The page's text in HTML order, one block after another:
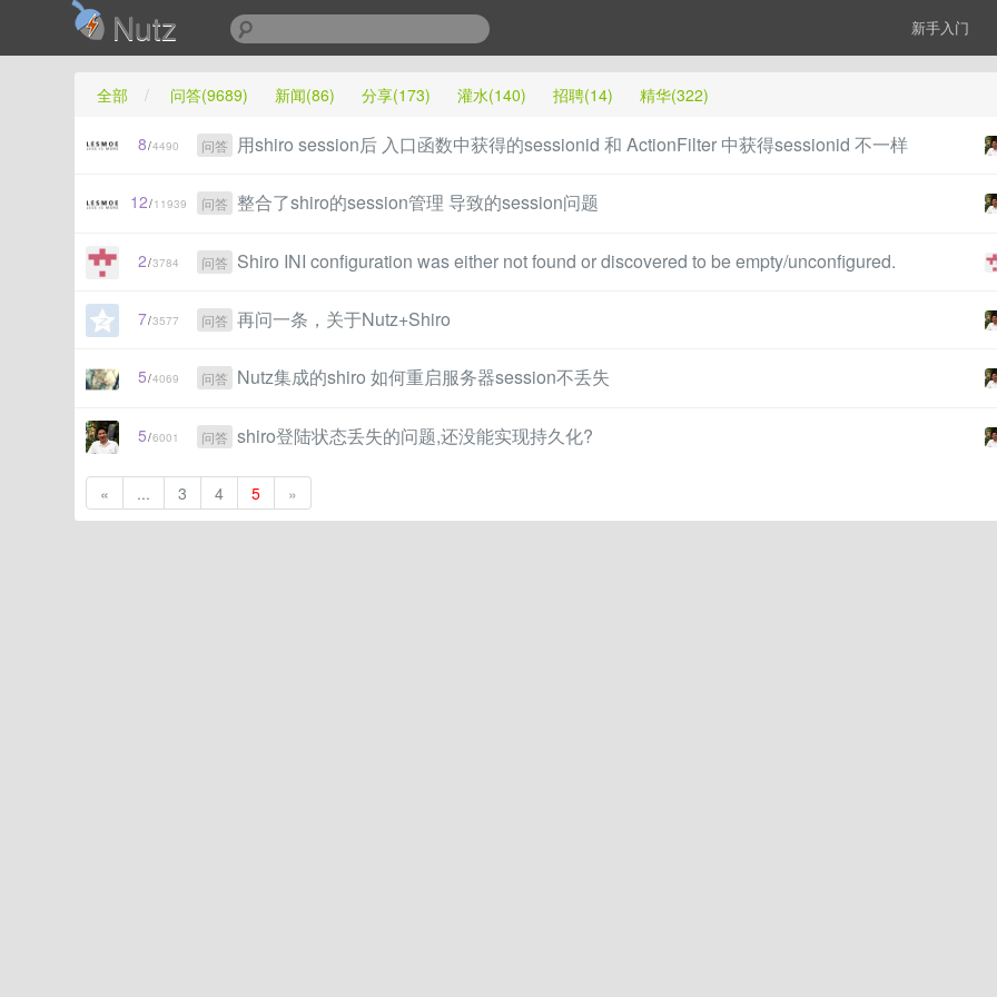
Nutz 新手入门
全部 / 问答(9689) 新闻(86) 分享(173) 灌水(140) 招聘(14) 精华(322)
8/4490 问答 用shiro session后 入口函数中获得的sessionid 和 ActionFilter 中获得sessionid 不一样
12/11939 问答 整合了shiro的session管理 导致的session问题
2/3784 问答 Shiro INI configuration was either not found or discovered to be empty/unconfigured.
7/3577 问答 再问一条，关于Nutz+Shiro
5/4069 问答 Nutz集成的shiro 如何重启服务器session不丢失
5/6001 问答 shiro登陆状态丢失的问题,还没能实现持久化?
« ... 3 4 5 »